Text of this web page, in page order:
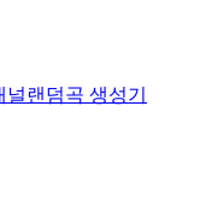
널랜덤곡 생성기